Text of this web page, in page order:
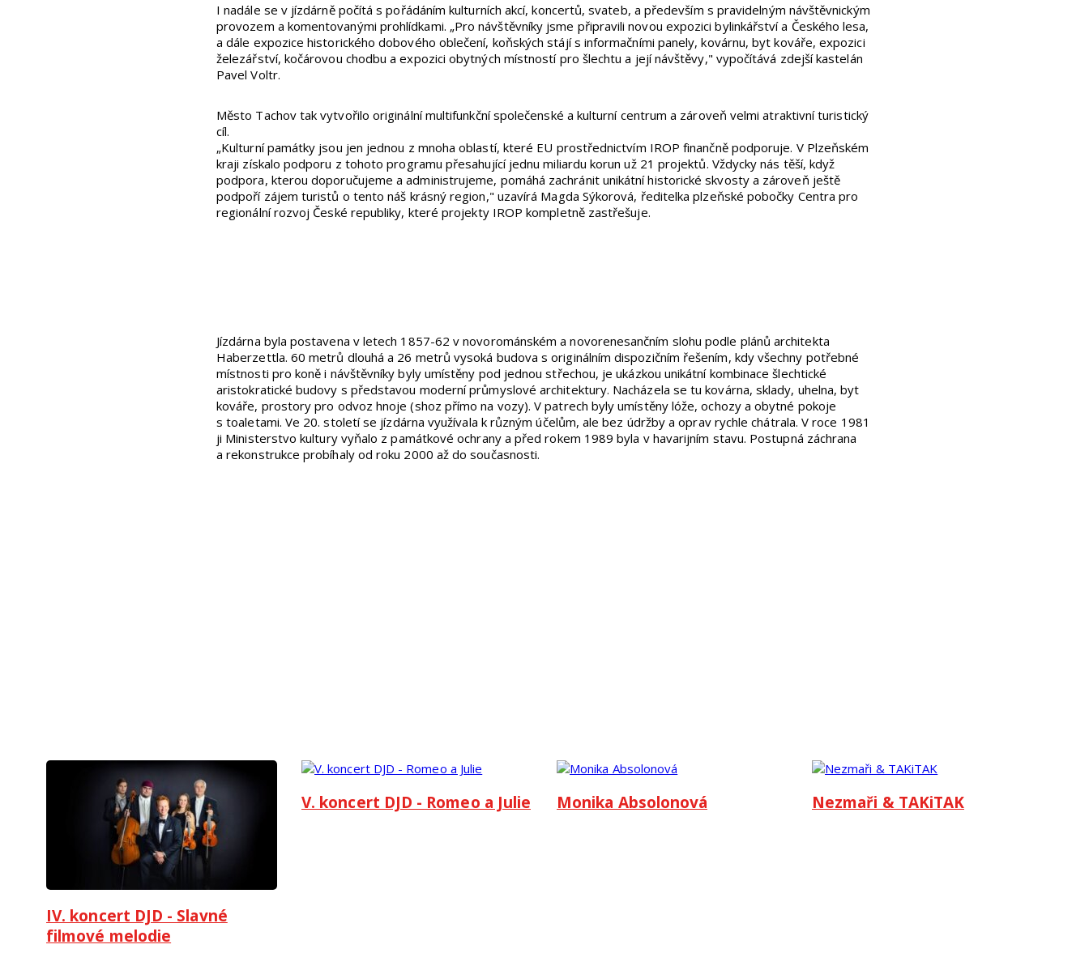
I nadále se v jízdárně počítá s pořádáním kulturních akcí, koncertů, svateb, a především s pravidelným návštěvnickým
provozem a komentovanými prohlídkami. „Pro návštěvníky jsme připravili novou expozici bylinkářství a Českého lesa,
a dále expozice historického dobového oblečení, koňských stájí s informačními panely, kovárnu, byt kováře, expozici
železářství, kočárovou chodbu a expozici obytných místností pro šlechtu a její návštěvy," vypočítává zdejší kastelán
Pavel Voltr.
Město Tachov tak vytvořilo originální multifunkční společenské a kulturní centrum a zároveň velmi atraktivní turistický
cíl.
„Kulturní památky jsou jen jednou z mnoha oblastí, které EU prostřednictvím IROP finančně podporuje. V Plzeňském
kraji získalo podporu z tohoto programu přesahující jednu miliardu korun už 21 projektů. Vždycky nás těší, když
podpora, kterou doporučujeme a administrujeme, pomáhá zachránit unikátní historické skvosty a zároveň ještě
podpoří zájem turistů o tento náš krásný region," uzavírá Magda Sýkorová, ředitelka plzeňské pobočky Centra pro
regionální rozvoj České republiky, které projekty IROP kompletně zastřešuje.
Jízdárna byla postavena v letech 1857-62 v novorománském a novorenesančním slohu podle plánů architekta
Haberzettla. 60 metrů dlouhá a 26 metrů vysoká budova s originálním dispozičním řešením, kdy všechny potřebné
místnosti pro koně i návštěvníky byly umístěny pod jednou střechou, je ukázkou unikátní kombinace šlechtické
aristokratické budovy s představou moderní průmyslové architektury. Nacházela se tu kovárna, sklady, uhelna, byt
kováře, prostory pro odvoz hnoje (shoz přímo na vozy). V patrech byly umístěny lóže, ochozy a obytné pokoje
s toaletami. Ve 20. století se jízdárna využívala k různým účelům, ale bez údržby a oprav rychle chátrala. V roce 1981
ji Ministerstvo kultury vyňalo z památkové ochrany a před rokem 1989 byla v havarijním stavu. Postupná záchrana
a rekonstrukce probíhaly od roku 2000 až do současnosti.
IV. koncert DJD - Slavné
filmové melodie
V. koncert DJD - Romeo a Julie Monika Absolonová Nezmaři & TAKiTAK